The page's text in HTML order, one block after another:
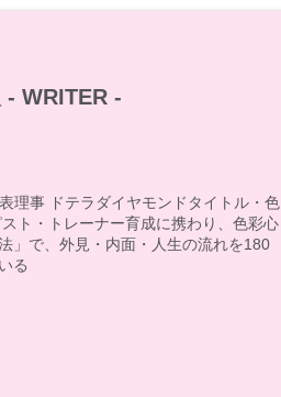
- WRITER -
理事 ドテラダイヤモンドタイトル・色
ト・トレーナー育成に携わり、色彩心
」で、外見・内面・人生の流れを180
る